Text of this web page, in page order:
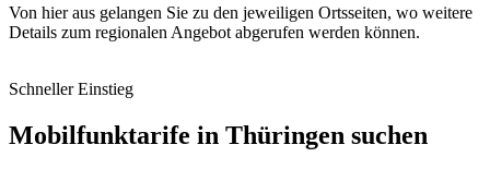
Von hier aus gelangen Sie zu den jeweiligen Ortsseiten, wo weitere
Details zum regionalen Angebot abgerufen werden können.
Schneller Einstieg
Mobilfunktarife in Thüringen suchen